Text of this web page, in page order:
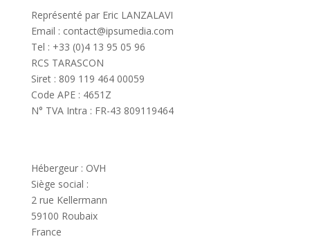
Représenté par Eric LANZALAVI
Email : contact@ipsumedia.com
Tel : +33 (0)4 13 95 05 96
RCS TARASCON
Siret : 809 119 464 00059
Code APE : 4651Z
N° TVA Intra : FR-43 809119464white marble mosaic
Hébergeur : OVH
Siège social :
2 rue Kellermann
59100 Roubaix
France